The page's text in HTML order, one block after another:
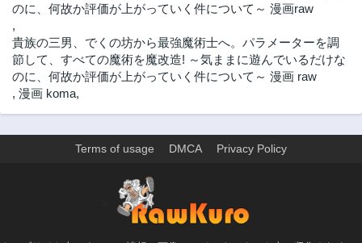
のに、何故か評価が上がっていく件について～ 漫画raw
,
貴族の三男、でくの坊から最強魔術士へ。パラメーターを調
節して、すべての魔術を魔改造! ～気ままに遊んでいるだけな
のに、何故か評価が上がっていく件について～ 漫画 raw
, 漫画 koma,
Terms of usage DMCA Privacy Policy